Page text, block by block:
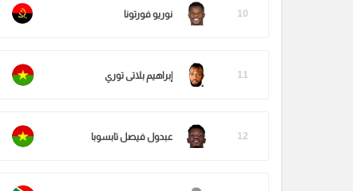
10 نوريو فورتونا
11 إبراهيم بلاتى توري
12 عبدول فيصل تابسوبا